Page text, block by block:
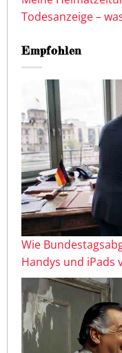
Todesanzeige –
Empfohlen
Wie
Handys und iPads